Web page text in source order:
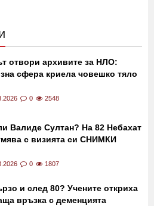
отвори архивите за НЛО:
сфера криела човешко тяло
0 2548
Валиде Султан? На 82 Небахат
с визията си СНИМКИ
0 1807
и след 80? Учените откриха
връзка с деменцията